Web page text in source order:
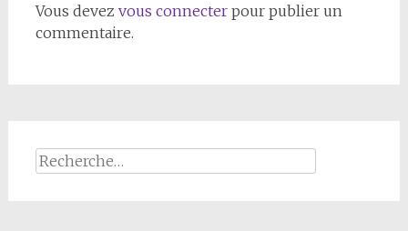
Vous devez vous connecterpour publier un
commentaire.
Rechercher :